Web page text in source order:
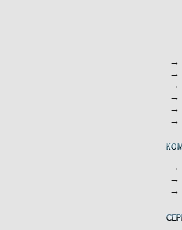
→
→
→
→
→
→
→
→
→